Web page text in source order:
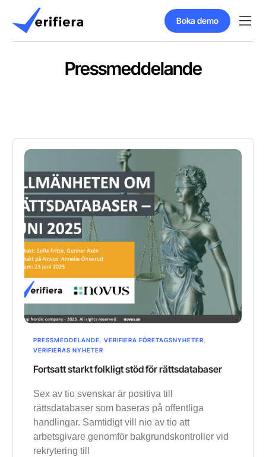
Boka demo
Pressmeddelande
PRESSMEDDELANDE VERIFIERA FÖRETAGSNYHETER
VERIFIERAS NYHETER
Fortsatt starkt folkligt stöd för rättsdatabaser
Sex av tio svenskar är positiva till
rättsdatabaser som baseras på offentliga
handlingar. Samtidigt vill nio av tio att
arbetsgivare genomför bakgrundskontroller vid
rekrytering till